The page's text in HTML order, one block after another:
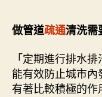
做管道疏通清洗需
「定期進行排水
能有效防止城市
有著比較積極的作